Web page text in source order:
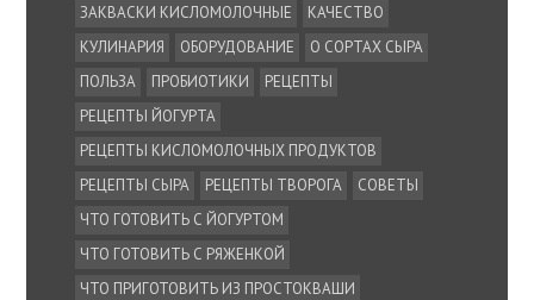
ЗАКВАСКИ КИСЛОМОЛОЧНЫЕ
КАЧЕСТВО
КУЛИНАРИЯ
ОБОРУДОВАНИЕ
О СОРТАХ СЫРА
ПОЛЬЗА
ПРОБИОТИКИ
РЕЦЕПТЫ
РЕЦЕПТЫ ЙОГУРТА
РЕЦЕПТЫ КИСЛОМОЛОЧНЫХ ПРОДУКТОВ
РЕЦЕПТЫ СЫРА
РЕЦЕПТЫ ТВОРОГА
СОВЕТЫ
ЧТО ГОТОВИТЬ С ЙОГУРТОМ
ЧТО ГОТОВИТЬ С РЯЖЕНКОЙ
ЧТО ПРИГОТОВИТЬ ИЗ ПРОСТОКВАШИ